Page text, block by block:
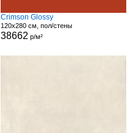
Crimson Glossy
120x280 см, пол/стены
38662 р/м²